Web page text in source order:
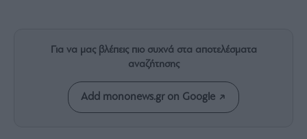
Mononews2030
Συνεντεύξεις
Για να μας βλέπεις πιο συχνά στα αποτελέσματα
αναζήτησης
Add mononews.gr on Google